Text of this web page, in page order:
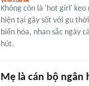
Không còn là 'hot girl' kẹo
hiện tại gây sốt với gu
biến hóa, nhan sắc ngày
hút.
Mẹ là cán bộ ngân